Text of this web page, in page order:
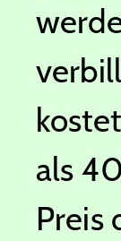
als
Preis